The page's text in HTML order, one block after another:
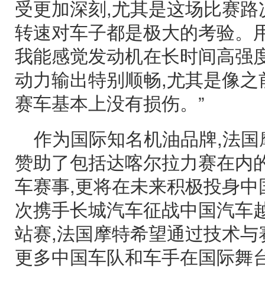
受更加深刻,尤其是这场比赛
转速对车子都是极大的考验。
我能感觉发动机在长时间高强
动力输出特别顺畅,尤其是像
赛车基本上没有损伤。”
作为国际知名机油品牌,法
赞助了包括达喀尔拉力赛在内
车赛事,更将在未来积极投身
次携手长城汽车征战中国汽车
站赛,法国摩特希望通过技术
更多中国车队和车手在国际舞